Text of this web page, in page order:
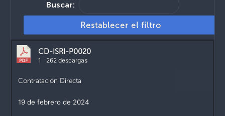
Buscar:
Restablecer el filtro
CD-ISRI-P0020
1 262 descargas
Contratación Directa
19 de febrero de 2024